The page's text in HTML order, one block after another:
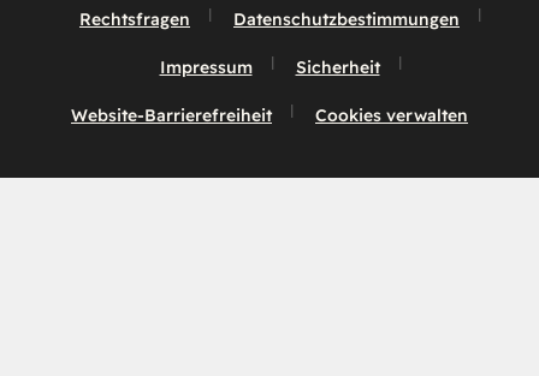
Rechtsfragen Datenschutzbestimmungen
Impressum Sicherheit
Website-Barrierefreiheit Cookies verwalten